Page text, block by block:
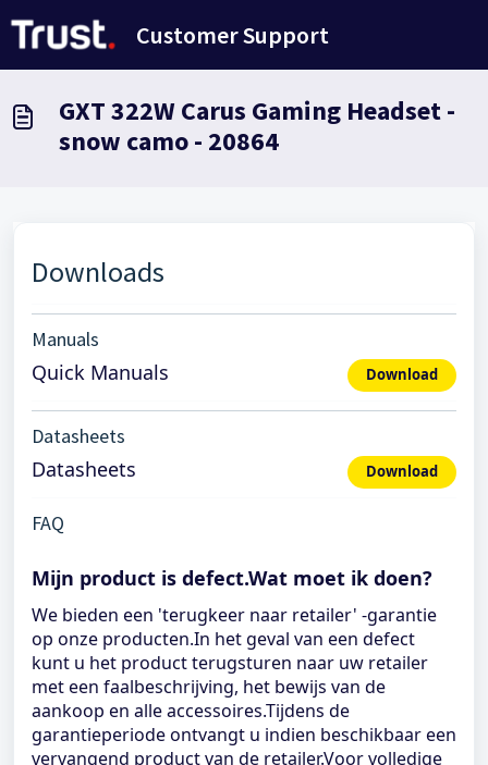
Customer Support
GXT 322W Carus Gaming Headset -
snow camo - 20864
Downloads
Manuals
Quick Manuals Download
Datasheets
Datasheets Download
FAQ
Mijn product is defect.Wat moet ik doen?
We bieden een 'terugkeer naar retailer' -garantie
op onze producten.In het geval van een defect
kunt u het product terugsturen naar uw retailer
met een faalbeschrijving, het bewijs van de
aankoop en alle accessoires.Tijdens de
garantieperiode ontvangt u indien beschikbaar een
vervangend product van de retailer.Voor volledige